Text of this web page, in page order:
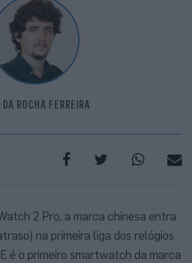
DA ROCHA FERREIRA
2 Pro, a marca chinesa entra
na primeira liga dos relógios
é o primeiro smartwatch da marca